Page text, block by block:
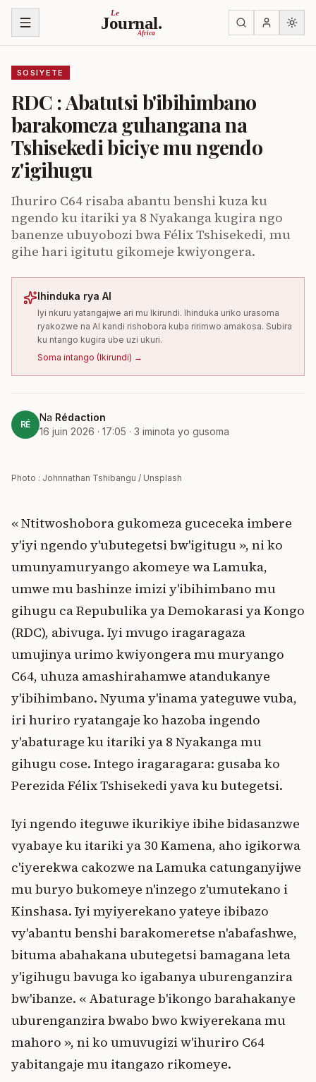
Ja ku biri muri urupapuro
Le
Journal.
Africa
SOSIYETE
RDC : Abatutsi b'ibihimbano
barakomeza guhangana na
Tshisekedi biciye mu ngendo
z'igihugu
Ihuriro C64 risaba abantu benshi kuza ku
ngendo ku itariki ya 8 Nyakanga kugira ngo
banenze ubuyobozi bwa Félix Tshisekedi, mu
gihe hari igitutu gikomeje kwiyongera.
Ihinduka rya AI
Iyi nkuru yatangajwe ari mu Ikirundi. Ihinduka uriko urasoma
ryakozwe na AI kandi rishobora kuba ririmwo amakosa. Subira
ku ntango kugira ube uzi ukuri.
Soma intango (Ikirundi) →
RÉ
Na Rédaction
16 juin 2026 · 17:05 · 3 iminota yo gusoma
Photo : Johnnathan Tshibangu / Unsplash
« Ntitwoshobora gukomeza guceceka imbere
y'iyi ngendo y'ubutegetsi bw'igitugu », ni ko
umunyamuryango akomeye wa Lamuka,
umwe mu bashinze imizi y'ibihimbano mu
gihugu ca Repubulika ya Demokarasi ya Kongo
(RDC), abivuga. Iyi mvugo iragaragaza
umujinya urimo kwiyongera mu muryango
C64, uhuza amashirahamwe atandukanye
y'ibihimbano. Nyuma y'inama yateguwe vuba,
iri huriro ryatangaje ko hazoba ingendo
y'abaturage ku itariki ya 8 Nyakanga mu
gihugu cose. Intego iragaragara: gusaba ko
Perezida Félix Tshisekedi yava ku butegetsi.
Iyi ngendo iteguwe ikurikiye ibihe bidasanzwe
vyabaye ku itariki ya 30 Kamena, aho igikorwa
c'iyerekwa cakozwe na Lamuka catunganyijwe
mu buryo bukomeye n'inzego z'umutekano i
Kinshasa. Iyi myiyerekano yateye ibibazo
vy'abantu benshi barakomeretse n'abafashwe,
bituma abahakana ubutegetsi bamagana leta
y'igihugu bavuga ko igabanya uburenganzira
bw'ibanze. « Abaturage b'ikongo barahakanye
uburenganzira bwabo bwo kwiyerekana mu
mahoro », ni ko umuvugizi w'ihuriro C64
yabitangaje mu itangazo rikomeye.